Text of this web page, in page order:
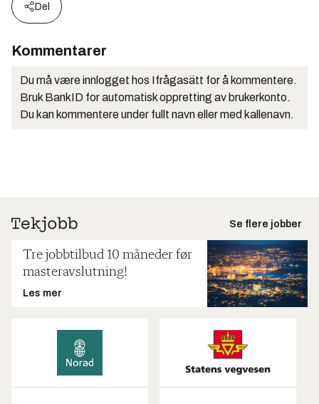
Del
Kommentarer
Du må være innlogget hos Ifrågasätt for å kommentere.
Bruk BankID for automatisk oppretting av brukerkonto.
Du kan kommentere under fullt navn eller med kallenavn.
Se flere jobber
Tre jobbtilbud 10 måneder før
masteravslutning!
Les mer